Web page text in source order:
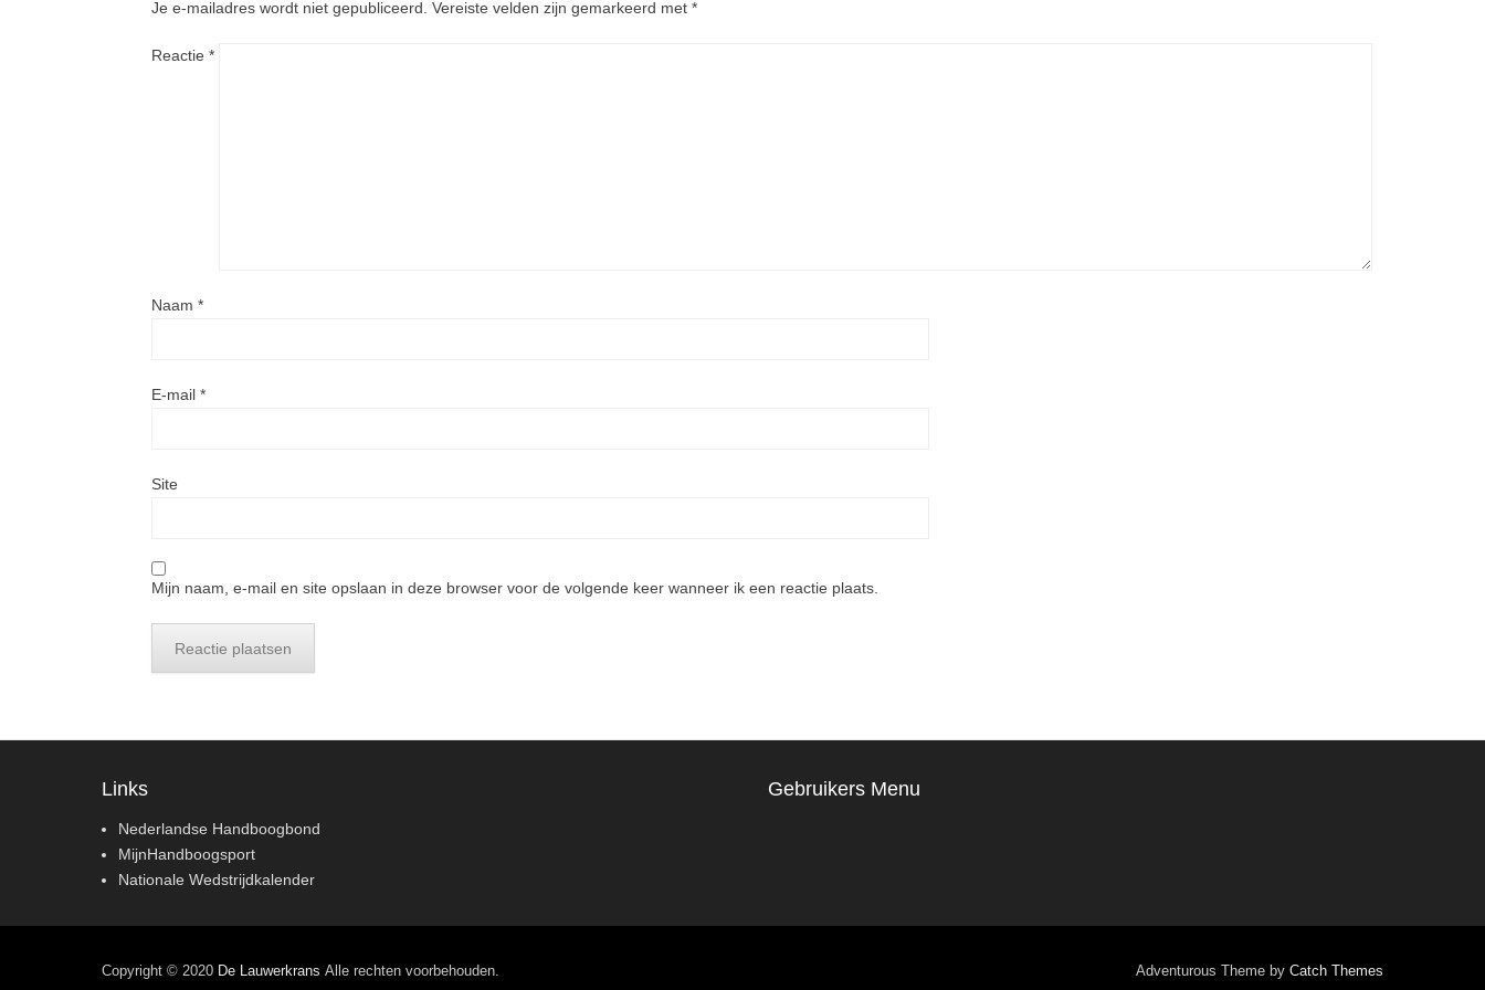
Je e-mailadres wordt niet gepubliceerd. Vereiste velden zijn gemarkeerd met *
Reactie *
Naam *
E-mail *
Site
Mijn naam, e-mail en site opslaan in deze browser voor de volgende keer wanneer ik een reactie plaats.
Links
Nederlandse Handboogbond
MijnHandboogsport
Nationale Wedstrijdkalender
Gebruikers Menu
Copyright © 2020 De Lauwerkrans Alle rechten voorbehouden. Adventurous Theme by Catch Themes